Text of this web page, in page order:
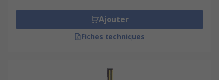
Ajouter
Fiches techniques